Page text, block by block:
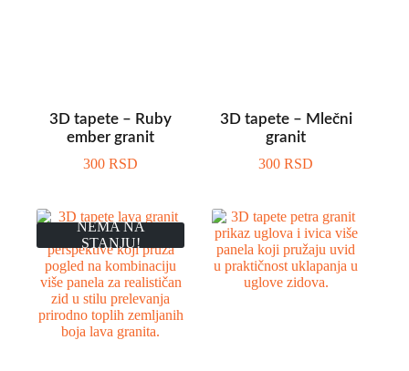
3D tapete – Ruby
ember granit
300RSD
3D tapete – Mlečni
granit
300RSD
NEMA NA
STANJU!